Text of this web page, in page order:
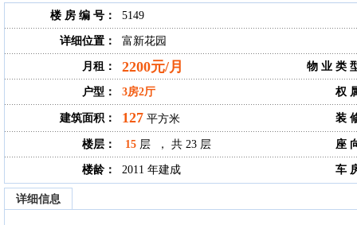
楼 房 编 号： 5149
详细位置： 富新花园
月租： 2200元/月 物 业 类
户型： 3房2厅 权
建筑面积： 127 平方米 装
楼层： 15 层 ， 共 23 层 座
楼龄： 2011 年建成 车
详细信息